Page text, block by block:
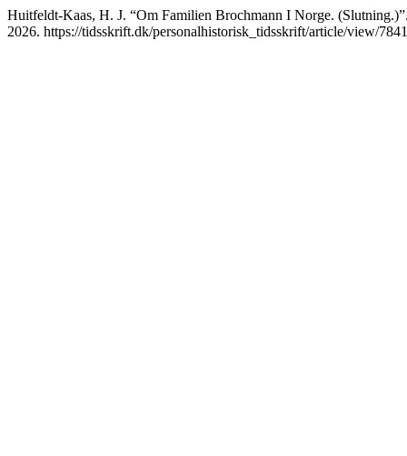
Huitfeldt-Kaas, H. J. “Om Familien Brochmann I Norge.
2026. https://tidsskrift.dk/personalhistorisk_tidsskrift/article/view/